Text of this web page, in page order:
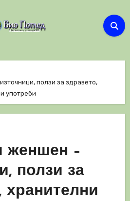
ползи за здравето,
употреби
женшен –
ползи за
хранителни